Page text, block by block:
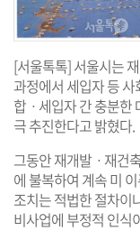
[서울톡톡] 서울시는
과정에서 세입자 등
합ㆍ세입자 간 충분한
극 추진한다고 밝혔다.
그동안 재개발ㆍ재건
에 불복하여 계속 미
조치는 적법한 절차이
비사업에 부정적 인식